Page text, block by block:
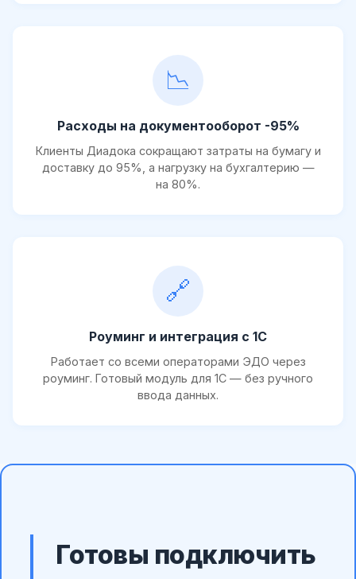
📉
Расходы на документооборот -95%
Клиенты Диадока сокращают затраты на бумагу и
доставку до 95%, а нагрузку на бухгалтерию —
на 80%.
🔗
Роуминг и интеграция с 1С
Работает со всеми операторами ЭДО через
роуминг. Готовый модуль для 1С — без ручного
ввода данных.
Готовы подключить